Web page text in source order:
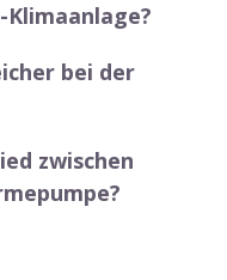
bei der
zwischen